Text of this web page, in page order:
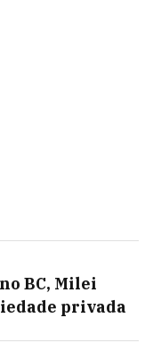
BC, Milei
privada